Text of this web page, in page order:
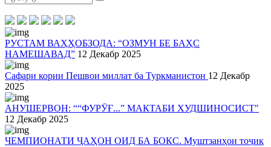
РУСТАМ ВАҲҲОБЗОДА: “ОЗМУН БЕ БАҲС
НАМЕШАВАД” 12 Декабр 2025
Сафари кории Пешвои миллат ба Туркманистон 12 Декабр
2025
АНУШЕРВОН: ““ФУРӮҒ...” МАКТАБИ ХУДШИНОСИСТ"
12 Декабр 2025
ЧЕМПИОНАТИ ҶАҲОН ОИД БА БОКС. Муштзанҳои тоҷик